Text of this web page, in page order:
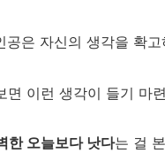
공은 자신의 생각을 확고
면 이런 생각이 들기 마
한 오늘보다 낫다는 걸